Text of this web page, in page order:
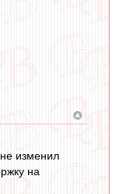
изменил
на